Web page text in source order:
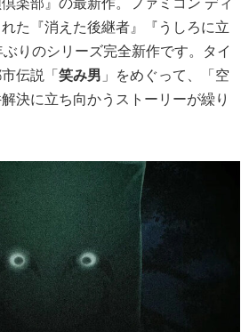
た『消えた後継者』『うしろに立
りのシリーズ完全新作です。タイ
伝説「笑み男 」をめぐって、「空
決に立ち向かうストーリーが繰り